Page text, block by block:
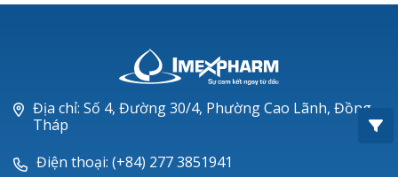
Piperacillin
Ticarlinat®
Zobacta®
Địa chỉ: Số 4, Đường 30/4, Phường Cao Lãnh, Đồng
Tháp
Điện thoại: (+84) 277 3851941